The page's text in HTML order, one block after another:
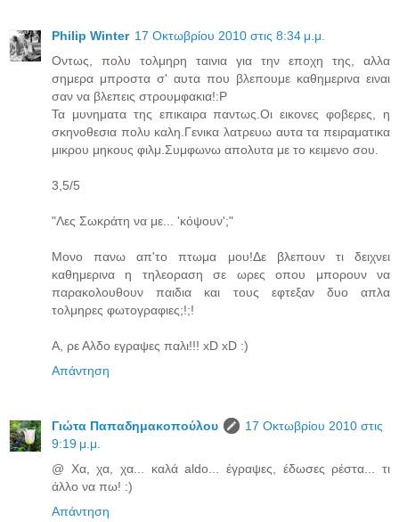
Philip Winter 17 Οκτωβρίου 2010 στις 8:34 μ.μ.
Οντως, πολυ τολμηρη ταινια για την εποχη της, αλλα
σημερα μπροστα σ' αυτα που βλεπουμε καθημερινα ειναι
σαν να βλεπεις στρουμφακια!:Ρ
Τα μυνηματα της επικαιρα παντως.Οι εικονες φοβερες, η
σκηνοθεσια πολυ καλη.Γενικα λατρευω αυτα τα πειραματικα
μικρου μηκους φιλμ.Συμφωνω απολυτα με το κειμενο σου.
3,5/5
"Λες Σωκράτη να με... 'κόψουν';"
Μονο πανω απ'το πτωμα μου!Δε βλεπουν τι δειχνει
καθημερινα η τηλεοραση σε ωρες οπου μπορουν να
παρακολουθουν παιδια και τους εφτεξαν δυο απλα
τολμηρες φωτογραφιες;!;!
Α, ρε Αλδο εγραψες παλι!!! xD xD :)
Απάντηση
Γιώτα Παπαδημακοπούλου
17 Οκτωβρίου 2010 στις
9:19 μ.μ.
@ Χα, χα, χα... καλά aldo... έγραψες, έδωσες ρέστα... τι
άλλο να πω! :)
Απάντηση